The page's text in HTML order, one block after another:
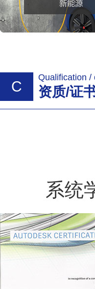
C
Qualification /
资质/证
系统